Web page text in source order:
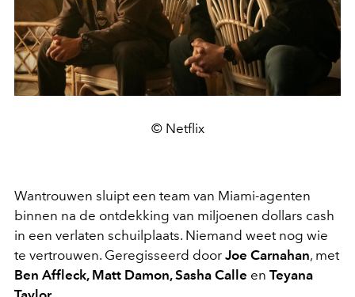
© Netflix
Wantrouwen sluipt een team van Miami-agenten
binnen na de ontdekking van miljoenen dollars cash
in een verlaten schuilplaats. Niemand weet nog wie
te vertrouwen. Geregisseerd door Joe Carnahan, met
Ben Affleck, Matt Damon, Sasha Calle en Teyana